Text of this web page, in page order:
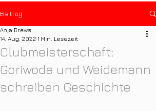
Beitrag
Clubmeisterschaft:
Goriwoda und Weidemann
schreiben Geschichte
Anja Drews
14. Aug. 2022 1 Min. Lesezeit